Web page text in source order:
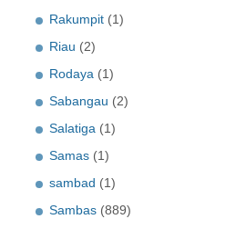
Rakumpit (1)
Riau (2)
Rodaya (1)
Sabangau (2)
Salatiga (1)
Samas (1)
sambad (1)
Sambas (889)